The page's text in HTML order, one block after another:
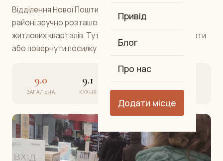
Привід
Блог
Про нас
Додати місце
Відділення Нової Пошти №112 у Солом'янському
районі зручно розташоване поблизу великих
житлових кварталів. Тут можна відправити, отримати
або повернути посилку швидко та без черг.
9.0
ЗАГАЛЬНА
9.1
КУХНЯ
9.0
АТМОСФЕРА
8.9
СЕРВІС